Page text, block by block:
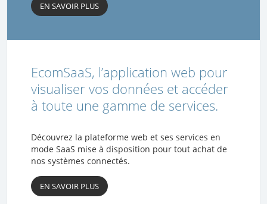
EcomSaaS, l’application web pour
visualiser vos données et accéder
à toute une gamme de services.
Découvrez la plateforme web et ses services en
mode SaaS mise à disposition pour tout achat de
nos systèmes connectés.
EN SAVOIR PLUS
EN SAVOIR PLUS